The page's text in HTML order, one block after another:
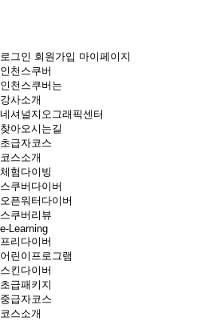
로그인 회원가입 마이페이지
인천스쿠버
인천스쿠버는
강사소개
네셔널지오그래픽센터
찾아오시는길
초급자코스
코스소개
체험다이빙
스쿠버다이버
오픈워터다이버
스쿠버리뷰
e-Learning
프리다이버
어린이프로그램
스킨다이버
초급패키지
중급자코스
코스소개